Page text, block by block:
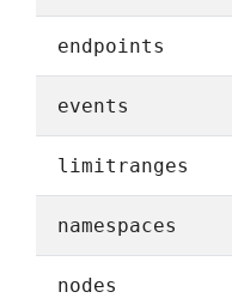
endpoints
events
limitranges
namespaces
nodes